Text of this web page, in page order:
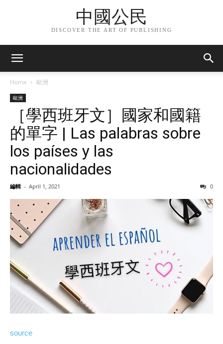
中國公民
DISCOVER THE ART OF PUBLISHING
Home 歐洲
歐洲
［學西班牙文］國家和國籍
的單字 | Las palabras sobre
los países y las
nacionalidades
編輯 - April 1, 2021 0
source